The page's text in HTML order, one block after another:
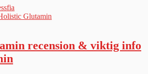
recension & viktig info